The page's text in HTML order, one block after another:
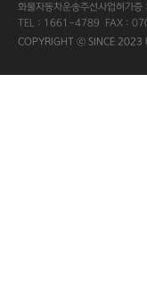
화물자동차운송주선사업허가
TEL : 1661-4789 FAX :
COPYRIGHT ⓒ SINCE 2023